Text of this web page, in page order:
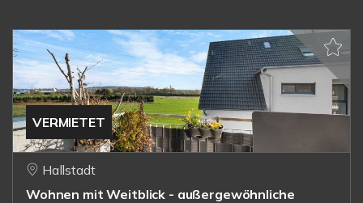
VERMIETET
Hallstadt
Wohnen mit Weitblick - außergewöhnliche